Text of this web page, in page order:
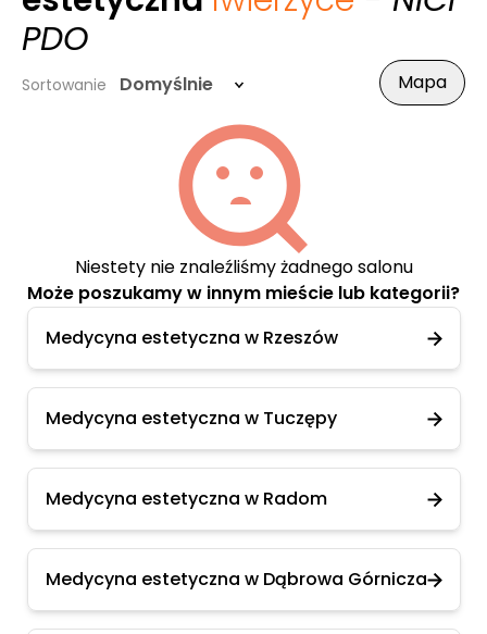
PDO
Sortowanie Domyślnie Mapa
Niestety nie znaleźliśmy żadnego salonu
Może poszukamy w innym mieście lub kategorii?
Medycyna estetyczna w Rzeszów
Medycyna estetyczna w Tuczępy
Medycyna estetyczna w Radom
Medycyna estetyczna w Dąbrowa Górnicza